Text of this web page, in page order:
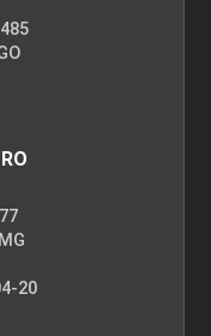
20